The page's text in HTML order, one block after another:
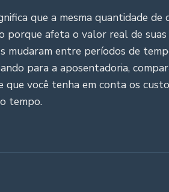
que a mesma quantidade
afeta o valor real de suas
mudaram entre períodos de
para a aposentadoria,
você tenha em conta os
tempo.